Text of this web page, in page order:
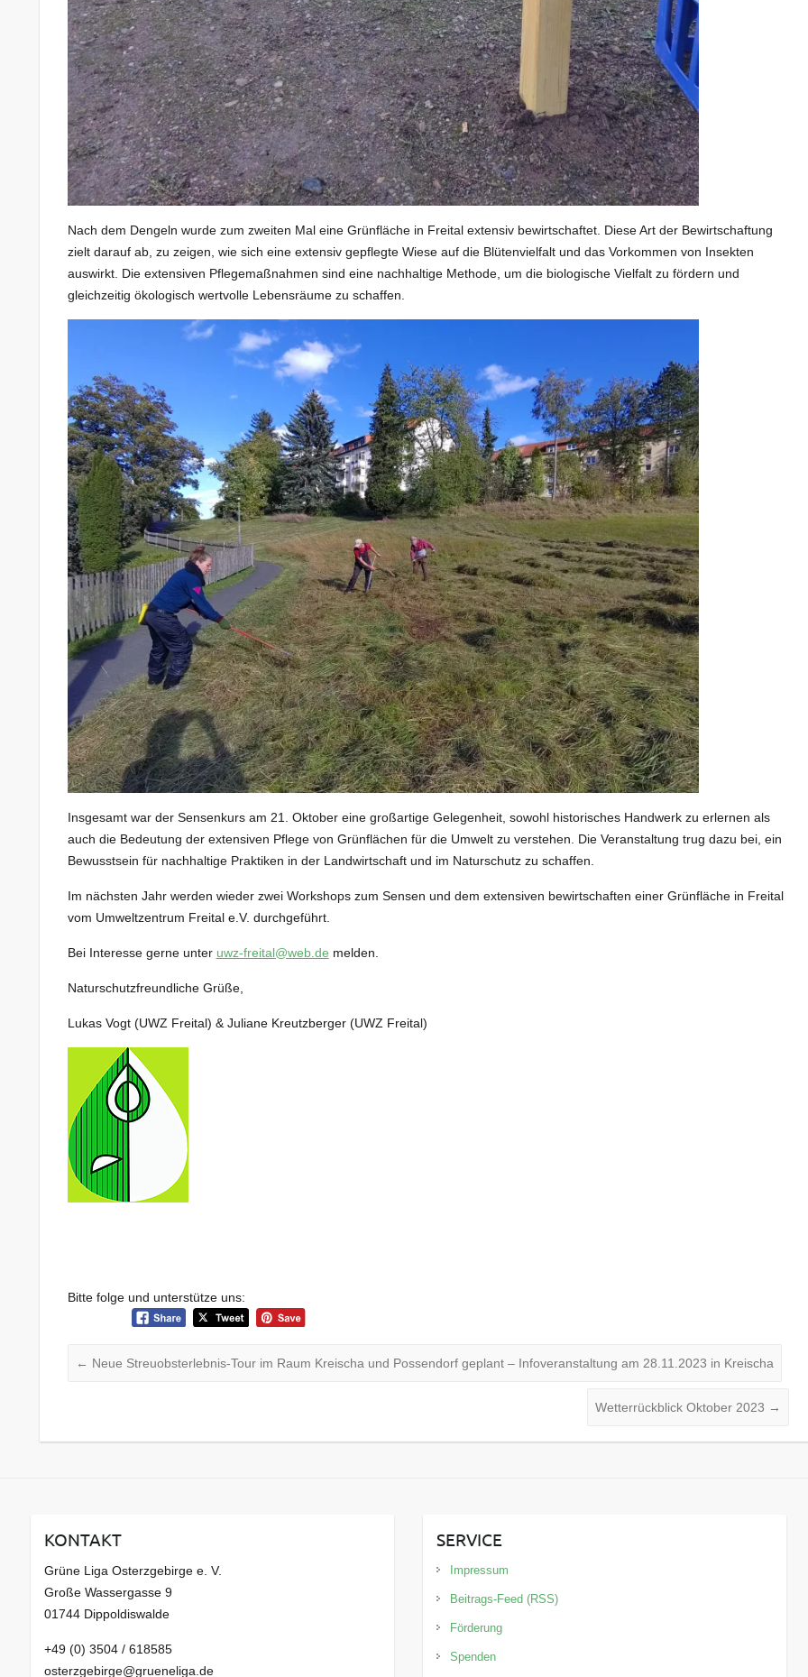
Nach dem Dengeln wurde zum zweiten Mal eine Grünfläche in Freital extensiv bewirtschaftet. Diese Art der Bewirtschaftung
zielt darauf ab, zu zeigen, wie sich eine extensiv gepflegte Wiese auf die Blütenvielfalt und das Vorkommen von Insekten
auswirkt. Die extensiven Pflegemaßnahmen sind eine nachhaltige Methode, um die biologische Vielfalt zu fördern und
gleichzeitig ökologisch wertvolle Lebensräume zu schaffen.
Insgesamt war der Sensenkurs am 21. Oktober eine großartige Gelegenheit, sowohl historisches Handwerk zu erlernen als
auch die Bedeutung der extensiven Pflege von Grünflächen für die Umwelt zu verstehen. Die Veranstaltung trug dazu bei, ein
Bewusstsein für nachhaltige Praktiken in der Landwirtschaft und im Naturschutz zu schaffen.
Im nächsten Jahr werden wieder zwei Workshops zum Sensen und dem extensiven bewirtschaften einer Grünfläche in Freital
vom Umweltzentrum Freital e.V. durchgeführt.
Bei Interesse gerne unter uwz-freital@web.de melden.
Naturschutzfreundliche Grüße,
Lukas Vogt (UWZ Freital) & Juliane Kreutzberger (UWZ Freital)
Bitte folge und unterstütze uns:
← Neue Streuobsterlebnis-Tour im Raum Kreischa und Possendorf geplant – Infoveranstaltung am 28.11.2023 in Kreischa
Wetterrückblick Oktober 2023 →
KONTAKT
Grüne Liga Osterzgebirge e. V.
Große Wassergasse 9
01744 Dippoldiswalde
+49 (0) 3504 / 618585
osterzgebirge@grueneliga.de
SERVICE
Impressum
Beitrags-Feed (RSS)
Förderung
Spenden